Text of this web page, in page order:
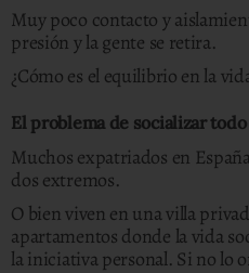
Muy poco contacto y
presión y la gente se retira.
¿Cómo es el equilibrio en la
El problema de socializar todo
Muchos expatriados en
dos extremos.
O bien viven en una villa
apartamentos donde la vida
la iniciativa personal. Si no lo